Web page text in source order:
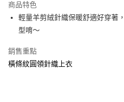
合作金庫商業銀行
華南商業銀行
上海商業儲蓄銀行
臺灣中小企業銀行
匯豐（台灣）商業銀行
超商取貨付款
LINE Pay
Google Pay
大哥付你分期
商品特色
輕量羊剪絨針織保暖舒適好穿著
型唷～
銷售重點
橫條紋圓領針織上衣